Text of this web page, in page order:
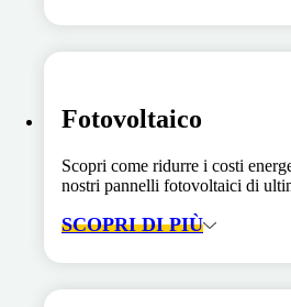
Fotovoltaico
Scopri come ridurre i costi
nostri pannelli fotovoltaici di
SCOPRI DI PIÙ